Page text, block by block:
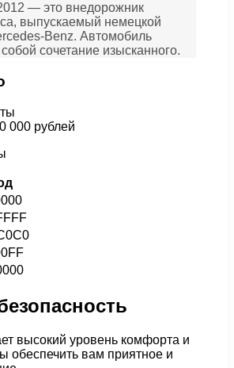
— это внедорожник
выпускаемый немецкой
Benz. Автомобиль
сочетание изысканного.
000 рублей
высокий уровень комфорта и
обеспечить вам приятное и